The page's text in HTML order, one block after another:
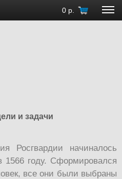
0 р.
и задачи
Росгвардии начиналось
году. Сформировался
все они были выбраны